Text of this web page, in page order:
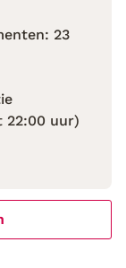
23
22:00 uur)